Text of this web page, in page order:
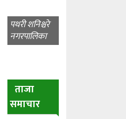
पथरी शनिश्चरे
नगरपालिका
ताजा
समाचार